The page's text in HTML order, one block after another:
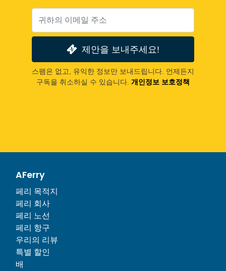
제안을 보내주세요!
스팸은 없고, 유익한 정보만 보내드립니다. 언제든지
구독을 취소하실 수 있습니다. 개인정보 보호정책
AFerry
페리 목적지
페리 회사
페리 노선
페리 항구
우리의 리뷰
특별 할인
배